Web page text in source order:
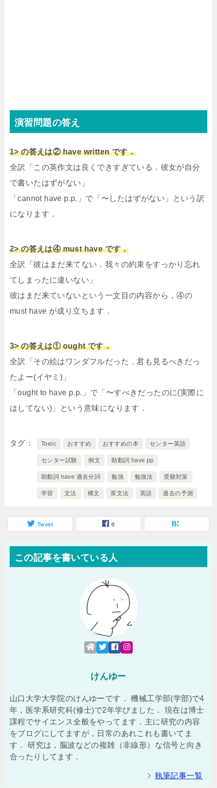
演習問題の答え
1> の答えは② have written です．
全訳「この英作文は良くできすぎている．彼女が自分
で書いたはずがない」
「cannot have p.p.」で「〜したはずがない」という訳
になります．
2> の答えは④ must have です．
全訳「彼はまだ来てない．我々の約束をすっかり忘れ
てしまったに違いない」
彼はまだ来ていないという一文目の内容から，④の
must have が成り立ちます．
3> の答えは① ought です．
全訳「その絵はワンダフルだった．君も見るべきだっ
たよー(イヤミ)」
「ought to have p.p.」で「〜すべきだったのに(実際に
はしてない)」という意味になります．
タグ Toeic おすすめ おすすめの本 センター英語
センター試験 例文 助動詞 have pp
助動詞 have 過去分詞 勉強 勉強法 受験対策
学習 文法 構文 英文法 英語 過去の予測
Tweet 0
この記事を書いている人
けんゆー
山口大学大学院のけんゆーです． 機械工学部(学部)で4
年，医学系研究科(修士)で2年学びました． 現在は博士
課程でサイエンス全般をやってます．主に研究の内容
をブログにしてますが，日常のあれこれも書いてま
す． 研究は，脳波などの複雑（非線形）な信号と向き
合ったりしてます．
執筆記事一覧